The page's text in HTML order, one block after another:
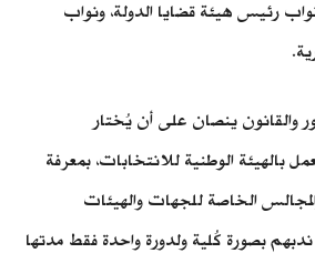
رئيس هيئة قضايا الدولة، ونواب
والقانون ينصان على أن يُختار
بالهيئة الوطنية للانتخابات، بمعرفة
الخاصة للجهات والهيئات
بصورة كُلية ولدورة واحدة فقط مدتها